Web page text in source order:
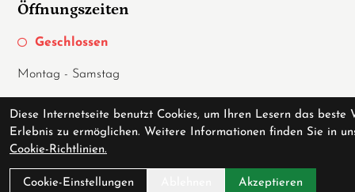
Öffnungszeiten
Geschlossen
Montag - Samstag
Über Uns
Ladengeschäft
Diese Internetseite benutzt Cookies, um Ihren Lesern das beste
Erlebnis zu ermöglichen. Weitere Informationen finden Sie in
Cookie-Richtlinien.
Cookie-Einstellungen Akzeptieren